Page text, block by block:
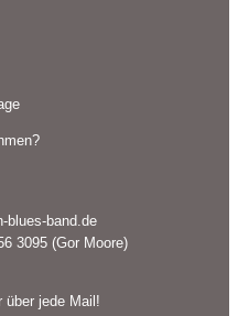
blues-band.de
3095 (Gor Moore)
über jede Mail!